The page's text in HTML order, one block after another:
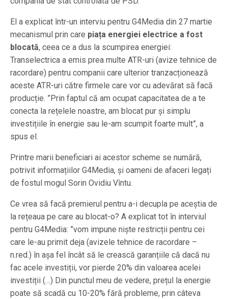
El a explicat într-un interviu pentru G4Media din 27 martie
mecanismul prin care piața energiei electrice a fost
blocată, ceea ce a dus la scumpirea energiei:
Transelectrica a emis prea multe ATR-uri (avize tehnice de
racordare) pentru companii care ulterior tranzacționează
aceste ATR-uri către firmele care vor cu adevărat să facă
producție. ”Prin faptul că am ocupat capacitatea de a te
conecta la rețelele noastre, am blocat pur și simplu
investițiile în energie sau le-am scumpit foarte mult”, a
spus el.
Printre marii beneficiari ai acestor scheme se numără,
potrivit informațiilor G4Media, și oameni de afaceri legați
de fostul mogul Sorin Ovidiu Vîntu.
Ce vrea să facă premierul pentru a-i decupla pe aceștia de
la rețeaua pe care au blocat-o? A explicat tot în interviul
pentru G4Media: ”vom impune niște restricții pentru cei
care le-au primit deja (avizele tehnice de racordare –
n.red.) în așa fel încât să le crească garanțiile că dacă nu
fac acele investiții, vor pierde 20% din valoarea acelei
investiții (…) Din punctul meu de vedere, prețul la energie
poate să scadă cu 10-20% fără probleme, prin câteva